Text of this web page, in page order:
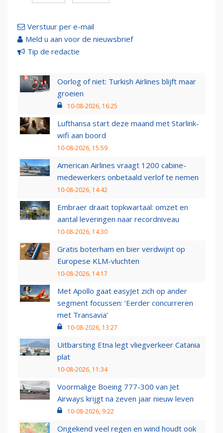
Verstuur per e-mail
Meld u aan voor de nieuwsbrief
Tip de redactie
Oorlog of niet: Turkish Airlines blijft maar
groeien
10-08-2026, 16:25
Lufthansa start deze maand met Starlink-
wifi aan boord
10-08-2026, 15:59
American Airlines vraagt 1200 cabine-
medewerkers onbetaald verlof te nemen
10-08-2026, 14:42
Embraer draait topkwartaal: omzet en
aantal leveringen naar recordniveau
10-08-2026, 14:30
Gratis boterham en bier verdwijnt op
Europese KLM-vluchten
10-08-2026, 14:17
Met Apollo gaat easyJet zich op ander
segment focussen: ‘Eerder concurreren
met Transavia’
10-08-2026, 13:27
Uitbarsting Etna legt vliegverkeer Catania
plat
10-08-2026, 11:34
Voormalige Boeing 777-300 van Jet
Airways krijgt na zeven jaar nieuw leven
10-08-2026, 9:22
Ongekend veel regen en wind houdt ook